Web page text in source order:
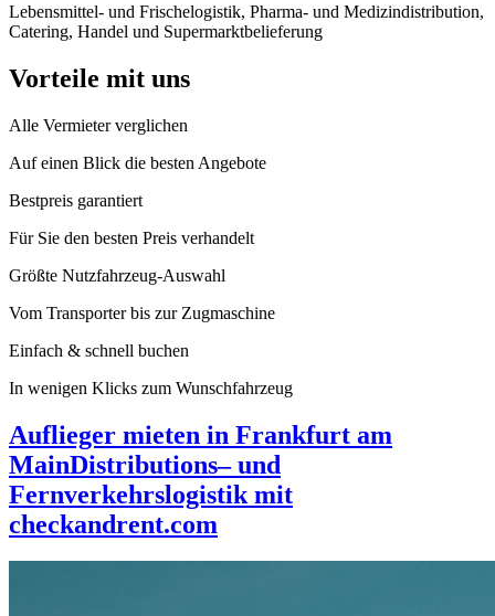
Lebensmittel- und Frischelogistik, Pharma- und Medizindistribution,
Catering, Handel und Supermarktbelieferung
Vorteile mit uns
Alle Vermieter verglichen
Auf einen Blick die besten Angebote
Bestpreis garantiert
Für Sie den besten Preis verhandelt
Größte Nutzfahrzeug-Auswahl
Vom Transporter bis zur Zugmaschine
Einfach & schnell buchen
In wenigen Klicks zum Wunschfahrzeug
Auflieger mieten in Frankfurt am
MainDistributions– und
Fernverkehrslogistik mit
checkandrent.com